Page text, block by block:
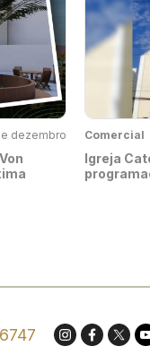
dezembro Comercial
Igreja